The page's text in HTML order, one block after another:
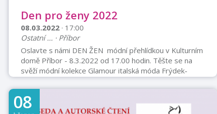
Den pro ženy 2022
08.03.2022 · 17:00
Ostatní ... · Příbor
Oslavte s námi DEN ŽEN módní přehlídkou v Kulturním
domě Příbor - 8.3.2022 od 17.00 hodin. Těšte se na
svěží módní kolekce Glamour italská móda Frýdek-
Místek, autorskou tvorbu Heleny Bedrnové, trendy
obruby Optika Libor Falhar, Falhar Optik Sro. Originální
módní přehlídku představí spolek Přídlo - PŘÍborské
divaDLO. Vlasový styling Lenka Blažková - PR Hair
08